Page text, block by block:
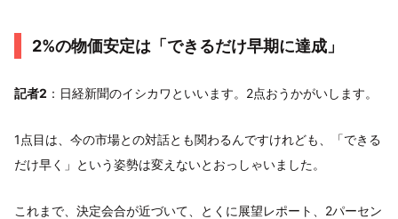
2%の物価安定は「できるだけ早期に達成」
記者2 ：日経新聞のイシカワといいます。2点おうかがいします。
1点目は、今の市場との対話とも関わるんですけれども、「できる
だけ早く」という姿勢は変えないとおっしゃいました。
これまで、決定会合が近づいて、とくに展望レポート、2パーセン